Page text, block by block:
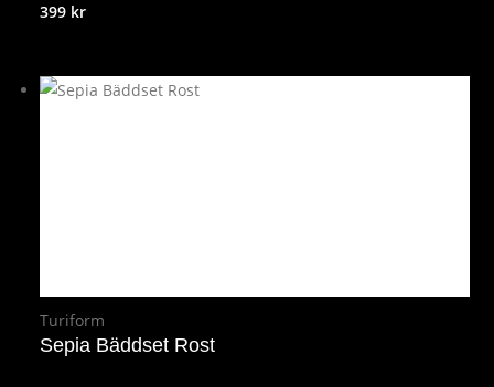
399 kr
Turiform
Sepia Bäddset Rost